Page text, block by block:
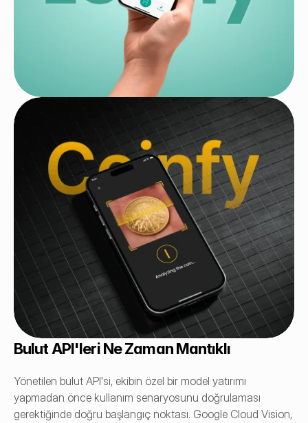
Bulut API'leri Ne Zaman Mantıklı
Yönetilen bulut API'si, ekibin özel bir model yatırımı
yapmadan önce kullanım senaryosunu doğrulaması
gerektiğinde doğru başlangıç noktası. Google Cloud Vision,